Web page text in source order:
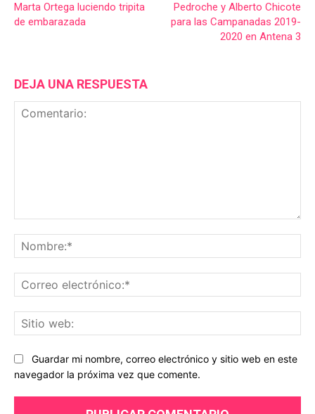
Marta Ortega luciendo tripita
de embarazada
Pedroche y Alberto Chicote
para las Campanadas 2019-
2020 en Antena 3
DEJA UNA RESPUESTA
Guardar mi nombre, correo electrónico y sitio web en este
navegador la próxima vez que comente.